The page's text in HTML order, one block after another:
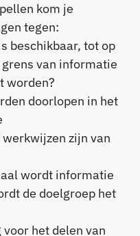
kom je
tegen:
beschikbaar, tot op
van informatie
worden?
doorlopen in het
zijn van
wordt informatie
de doelgroep het
het delen van